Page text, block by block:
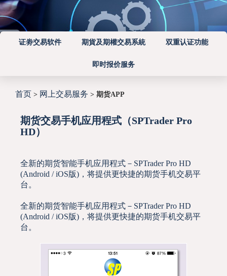
证劵交易软件 期貨及期權交易系統 双重认证功能
即时报价服务
首页 > 网上交易服务 > 期货APP
期货交易手机应用程式（SPTrader Pro
HD）
全新的期货智能手机应用程式－SPTrader Pro HD
(Android / iOS版)，将提供更快捷的期货手机交易平
台。
全新的期货智能手机应用程式－SPTrader Pro HD
(Android / iOS版)，将提供更快捷的期货手机交易平
台。